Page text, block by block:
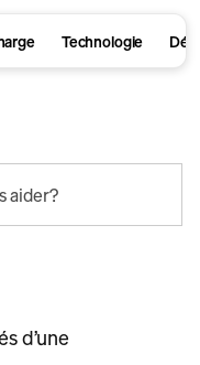
Technologie
aider?
d’une